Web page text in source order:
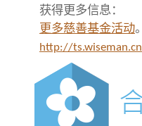
获得更多信息：
更多慈善基金活动。
http://ts.wiseman.cn